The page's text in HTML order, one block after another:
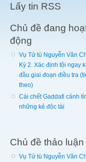
Lấy tin RSS
Chủ đề đang
động
Vụ Tử tù Nguyễn Văn
Kỳ 2. Xác định tội ngay
đầu giai đoạn điều tra
theo)
Cái chết Gaddafi cảnh
những kẻ độc tài
Chủ đề thảo luận
Vụ Tử tù Nguyễn Văn